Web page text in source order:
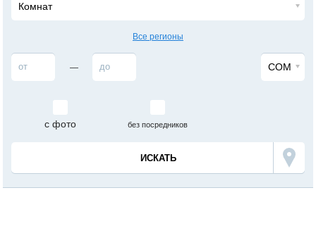
Комнат
Все регионы
— СОМ
с фото без посредников